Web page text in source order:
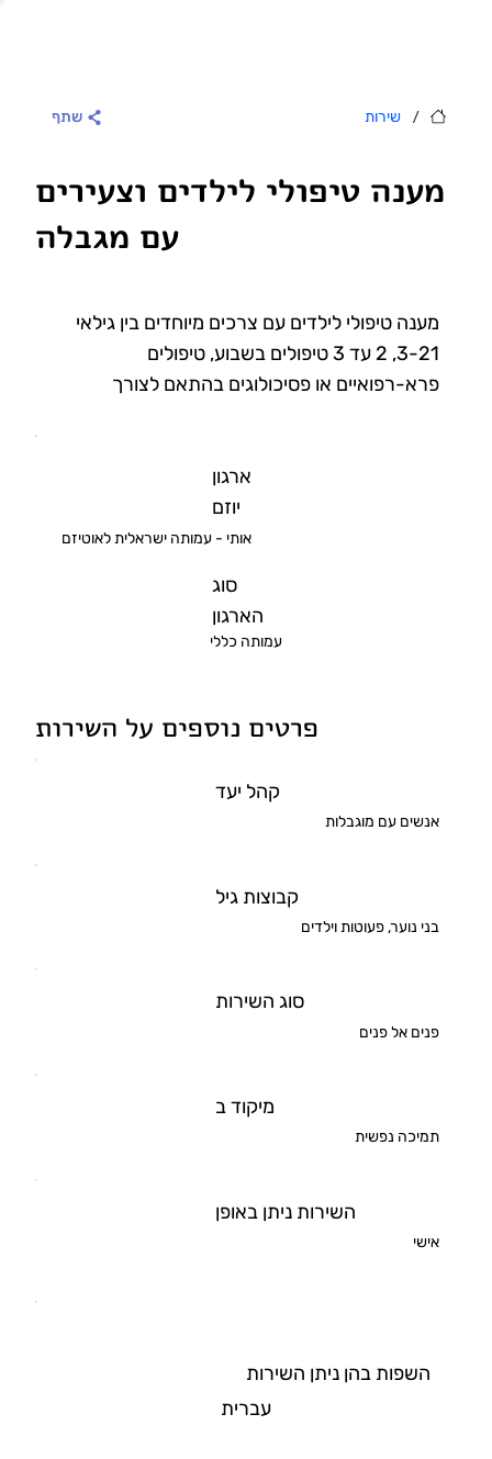
/ שירות
מענה טיפולי לילדים וצעירים
עם מגבלה
שתף
מענה טיפולי לילדים עם צרכים מיוחדים בין גילאי
3-21, 2 עד 3 טיפולים בשבוע, טיפולים
פרא-רפואיים או פסיכולוגים בהתאם לצורך
ארגון
יוזם
אותי - עמותה ישראלית לאוטיזם
סוג
הארגון
עמותה כללי
קהל יעד
אנשים עם מוגבלות
קבוצות גיל
בני נוער, פעוטות וילדים
סוג השירות
פנים אל פנים
מיקוד ב
תמיכה נפשית
השירות ניתן באופן
אישי
פרטים נוספים על השירות
השפות בהן ניתן השירות
עברית